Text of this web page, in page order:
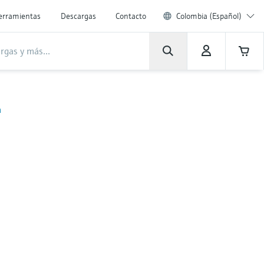
Descargas Contacto Colombia (Español)